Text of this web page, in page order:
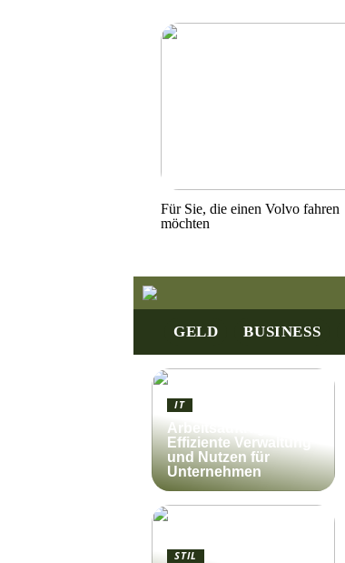
Für Sie, die einen Volvo fahren
möchten
GELD BUSINESS
IT
Arbeitsauftrag:
Effiziente Verwaltung
und Nutzen für
Unternehmen
STIL